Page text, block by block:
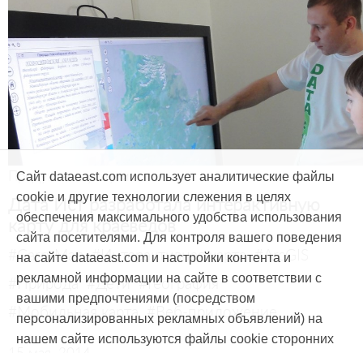
Продукты и услуги
Дата Ист разработала интерактивную
карту для краеведов
#CarryMap #Интерактивная карта #ArcGIS
#Природа #Дети #География
#Мобильная карта #Веб-приложение
Сайт dataeast.com использует аналитические файлы
cookie и другие технологии слежения в целях
обеспечения максимального удобства использования
сайта посетителями. Для контроля вашего поведения
на сайте dataeast.com и настройки контента и
рекламной информации на сайте в соответствии с
вашими предпочтениями (посредством
персонализированных рекламных объявлений) на
нашем сайте используются файлы cookie сторонних